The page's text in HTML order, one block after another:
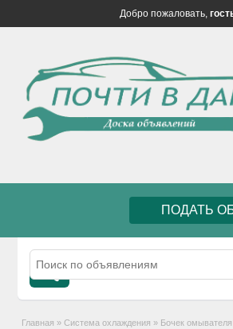
Добро пожаловать,
ПОДАТЬ
Главная » Система охлаждения » Бочек